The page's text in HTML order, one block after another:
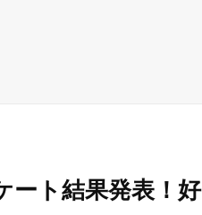
ート結果発表！好